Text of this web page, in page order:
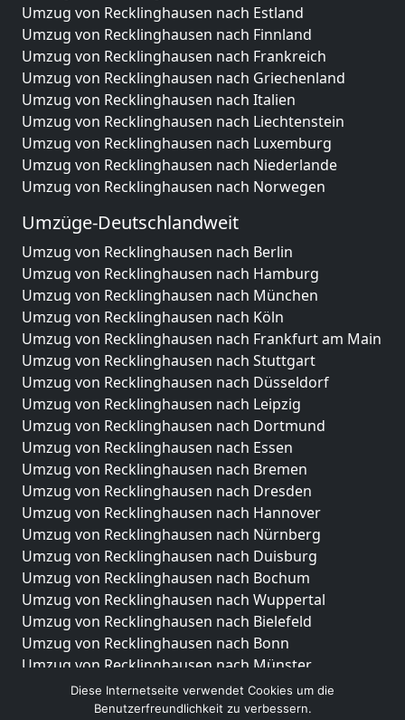
Umzug von Recklinghausen nach Estland
Umzug von Recklinghausen nach Finnland
Umzug von Recklinghausen nach Frankreich
Umzug von Recklinghausen nach Griechenland
Umzug von Recklinghausen nach Italien
Umzug von Recklinghausen nach Liechtenstein
Umzug von Recklinghausen nach Luxemburg
Umzug von Recklinghausen nach Niederlande
Umzug von Recklinghausen nach Norwegen
Umzüge-Deutschlandweit
Umzug von Recklinghausen nach Berlin
Umzug von Recklinghausen nach Hamburg
Umzug von Recklinghausen nach München
Umzug von Recklinghausen nach Köln
Umzug von Recklinghausen nach Frankfurt am Main
Umzug von Recklinghausen nach Stuttgart
Umzug von Recklinghausen nach Düsseldorf
Umzug von Recklinghausen nach Leipzig
Umzug von Recklinghausen nach Dortmund
Umzug von Recklinghausen nach Essen
Umzug von Recklinghausen nach Bremen
Umzug von Recklinghausen nach Dresden
Umzug von Recklinghausen nach Hannover
Umzug von Recklinghausen nach Nürnberg
Umzug von Recklinghausen nach Duisburg
Umzug von Recklinghausen nach Bochum
Umzug von Recklinghausen nach Wuppertal
Umzug von Recklinghausen nach Bielefeld
Umzug von Recklinghausen nach Bonn
Umzug von Recklinghausen nach Münster
Internationale-Umzüge
Diese Internetseite verwendet Cookies um die
Benutzerfreundlichkeit zu verbessern.